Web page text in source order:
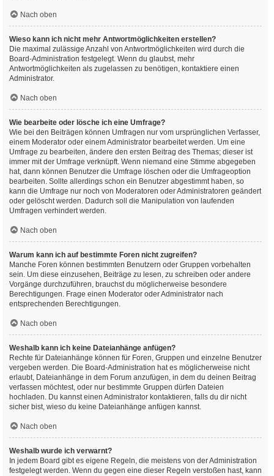
Nach oben
Wieso kann ich nicht mehr Antwortmöglichkeiten erstellen?
Die maximal zulässige Anzahl von Antwortmöglichkeiten wird durch die
Board-Administration festgelegt. Wenn du glaubst, mehr
Antwortmöglichkeiten als zugelassen zu benötigen, kontaktiere einen
Administrator.
Nach oben
Wie bearbeite oder lösche ich eine Umfrage?
Wie bei den Beiträgen können Umfragen nur vom ursprünglichen Verfasser,
einem Moderator oder einem Administrator bearbeitet werden. Um eine
Umfrage zu bearbeiten, ändere den ersten Beitrag des Themas; dieser ist
immer mit der Umfrage verknüpft. Wenn niemand eine Stimme abgegeben
hat, dann können Benutzer die Umfrage löschen oder die Umfrageoption
bearbeiten. Sollte allerdings schon ein Benutzer abgestimmt haben, so
kann die Umfrage nur noch von Moderatoren oder Administratoren geändert
oder gelöscht werden. Dadurch soll die Manipulation von laufenden
Umfragen verhindert werden.
Nach oben
Warum kann ich auf bestimmte Foren nicht zugreifen?
Manche Foren können bestimmten Benutzern oder Gruppen vorbehalten
sein. Um diese einzusehen, Beiträge zu lesen, zu schreiben oder andere
Vorgänge durchzuführen, brauchst du möglicherweise besondere
Berechtigungen. Frage einen Moderator oder Administrator nach
entsprechenden Berechtigungen.
Nach oben
Weshalb kann ich keine Dateianhänge anfügen?
Rechte für Dateianhänge können für Foren, Gruppen und einzelne Benutzer
vergeben werden. Die Board-Administration hat es möglicherweise nicht
erlaubt, Dateianhänge in dem Forum anzufügen, in dem du deinen Beitrag
verfassen möchtest, oder nur bestimmte Gruppen dürfen Dateien
hochladen. Du kannst einen Administrator kontaktieren, falls du dir nicht
sicher bist, wieso du keine Dateianhänge anfügen kannst.
Nach oben
Weshalb wurde ich verwarnt?
In jedem Board gibt es eigene Regeln, die meistens von der Administration
festgelegt werden. Wenn du gegen eine dieser Regeln verstoßen hast, kann